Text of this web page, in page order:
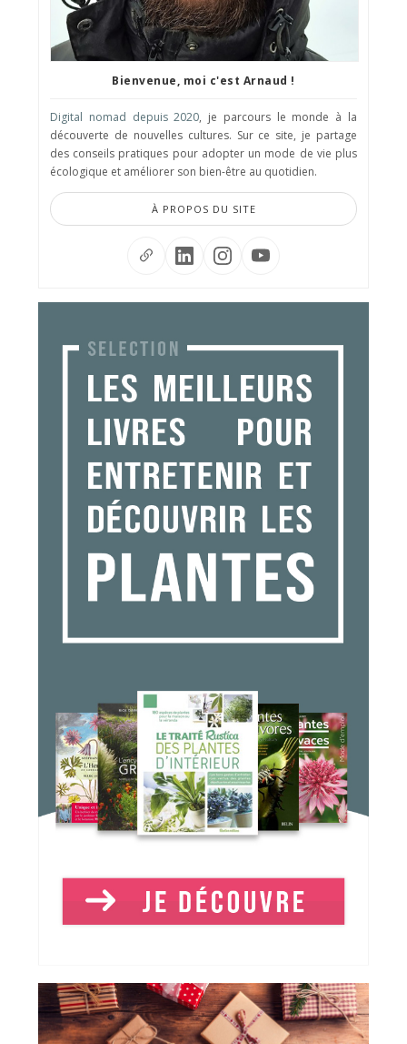
Bienvenue, moi c'est Arnaud !
Digital nomad depuis 2020, je parcours le monde à la
découverte de nouvelles cultures. Sur ce site, je partage
des conseils pratiques pour adopter un mode de vie plus
écologique et améliorer son bien-être au quotidien.
À PROPOS DU SITE